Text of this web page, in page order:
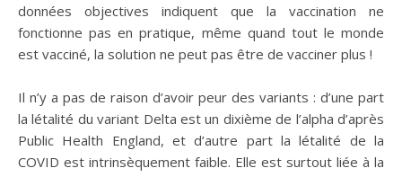
données objectives indiquent que la vaccination ne
fonctionne pas en pratique, même quand tout le monde
est vacciné, la solution ne peut pas être de vacciner plus !
Il n’y a pas de raison d’avoir peur des variants : d’une part
la létalité du variant Delta est un dixième de l’alpha d’après
Public Health England, et d’autre part la létalité de la
COVID est intrinsèquement faible. Elle est surtout liée à la